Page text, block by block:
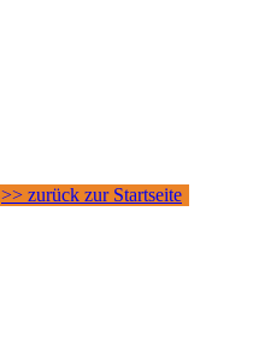
>> zurück zur Startseite